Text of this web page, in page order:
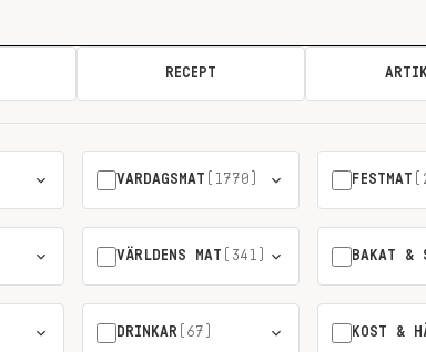
RECEPT
VARDAGSMAT (1770) FESTMAT
VÄRLDENS MAT (341) BAKAT &
DRINKAR (67) KOST &